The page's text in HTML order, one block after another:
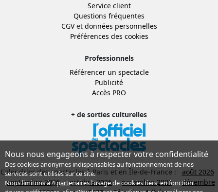
Service client
Questions fréquentes
CGVet données personnelles
Préférences des cookies
Professionnels
Référencer un spectacle
Publicité
Accès PRO
+ de sorties culturelles
Calendrier des spectacles à Paris et en Île-de-France :
août 2026
septembre 2026
octobre 2026 novembre 2026
décembre
Nous nous engageons à respecter votre confidentialité
Des cookies anonymes indispensables au fonctionnement de nos
services sont utilisés sur ce site.
Nous limitons à4 partenairesl’usage de cookies tiers, en fonction